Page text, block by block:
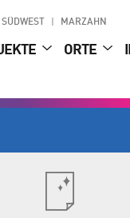
SÜDWEST MARZAHN
ORTE